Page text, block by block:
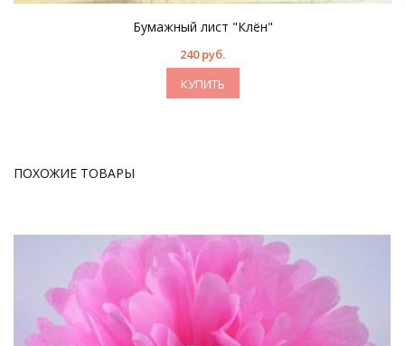
Бумажный лист "Клён"
240 руб.
КУПИТЬ
ПОХОЖИЕ ТОВАРЫ